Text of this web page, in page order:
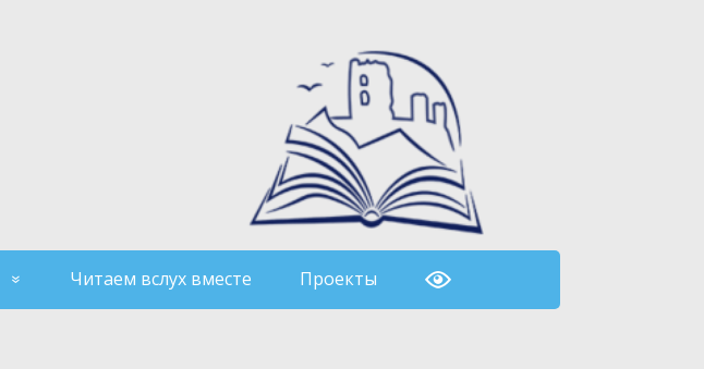
Читаем вслух вместе Проекты